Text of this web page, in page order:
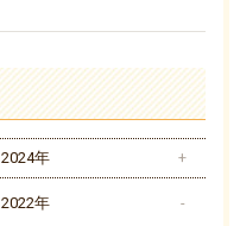
2024年
2022年